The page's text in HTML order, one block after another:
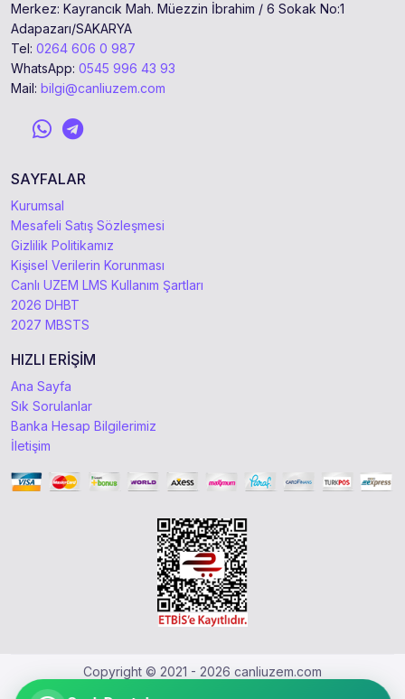
Merkez: Kayrancık Mah. Müezzin İbrahim / 6 Sokak No:1
Adapazarı/SAKARYA
Tel: 0264 606 0 987
WhatsApp: 0545 996 43 93
Mail: bilgi@canliuzem.com
SAYFALAR
Kurumsal
Mesafeli Satış Sözleşmesi
Gizlilik Politikamız
Kişisel Verilerin Korunması
Canlı UZEM LMS Kullanım Şartları
2026 DHBT
2027 MBSTS
HIZLI ERİŞİM
Ana Sayfa
Sık Sorulanlar
Banka Hesap Bilgilerimiz
İletişim
Copyright © 2021 - 2026 canliuzem.com